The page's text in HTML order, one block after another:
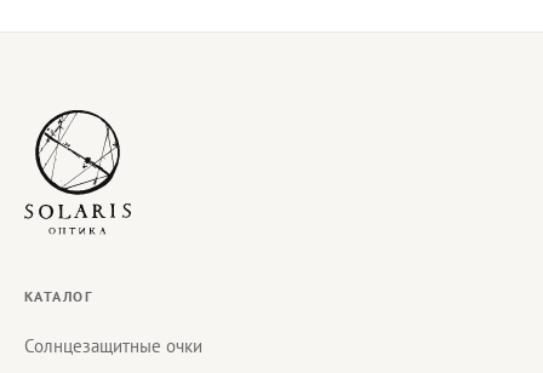
КАТАЛОГ
Солнцезащитные очки